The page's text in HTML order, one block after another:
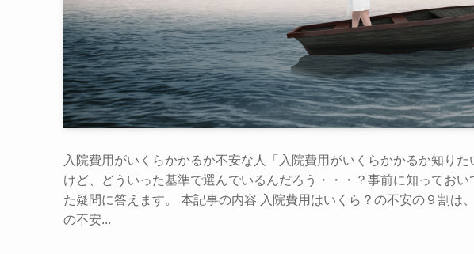
入院費用がいくらかかるか不安な人「入院費用がいくらかかるか知り
けど、どういった基準で選んでいるんだろう・・・？事前に知ってお
た疑問に答えます。 本記事の内容 入院費用はいくら？の不安の９割は
の不安...